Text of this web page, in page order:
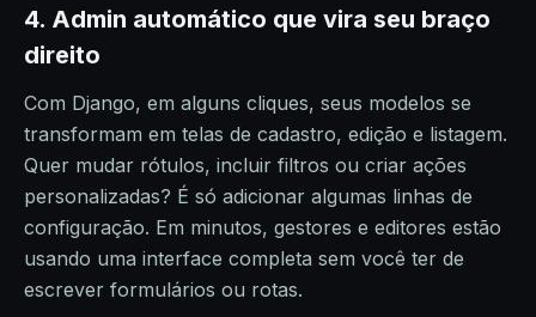
4. Admin automático que vira seu braço
direito
Com Django, em alguns cliques, seus modelos se
transformam em telas de cadastro, edição e listagem.
Quer mudar rótulos, incluir filtros ou criar ações
personalizadas? É só adicionar algumas linhas de
configuração. Em minutos, gestores e editores estão
usando uma interface completa sem você ter de
escrever formulários ou rotas.